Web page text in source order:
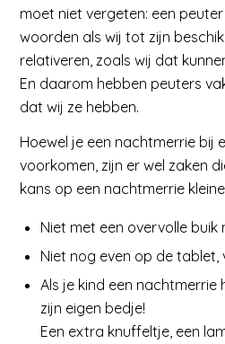
moet niet vergeten: een
woorden als wij tot zijn
relativeren, zoals wij dat
En daarom hebben peuters
dat wij ze hebben.
Hoewel je een nachtmerrie bij
voorkomen, zijn er wel zaken
kans op een nachtmerrie
Niet met een overvolle buik
Niet nog even op de tablet,
Als je kind een
zijn eigen bedje!
Een extra knuffeltje, een